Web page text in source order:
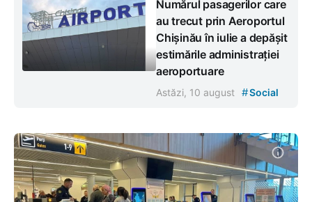
Numărul pasagerilor care
au trecut prin Aeroportul
Chișinău în iulie a depășit
estimările administrației
aeroportuare
Astăzi, 10 august #Social